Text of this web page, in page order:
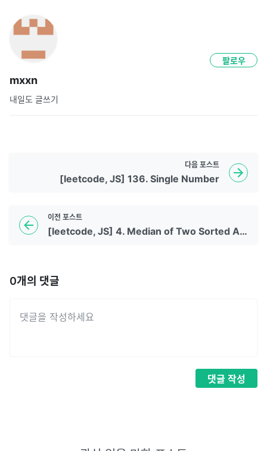
mxxn
내일도 글쓰기
팔로우
이전 포스트
[leetcode, JS] 4. Median of Two Sorted Arrays
다음 포스트
[leetcode, JS] 136. Single Number
0개의 댓글
댓글 작성